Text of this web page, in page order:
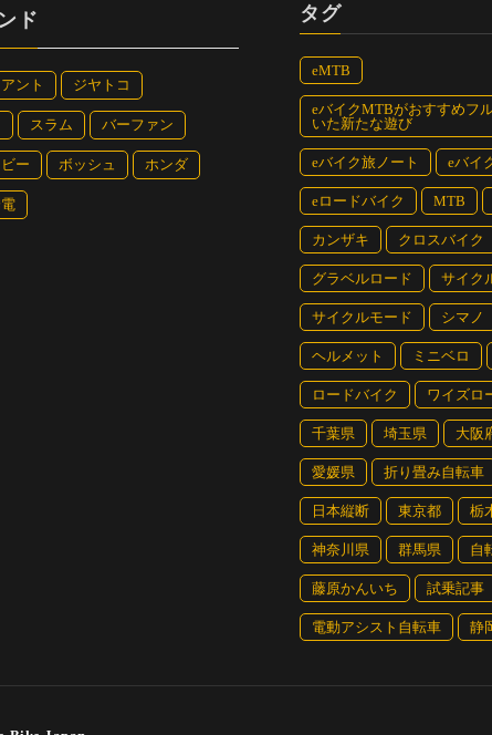
ド
ント ジヤトコ
スラム バーファン
ー ボッシュ ホンダ
タグ
eMTB
eバイクMTBがおすすめフ
いた新たな遊び
eバイク旅ノート eバイ
eロードバイク MTB
カンザキ クロスバイク
グラベルロード サイク
サイクルモード シマノ
ヘルメット ミニベロ
ロードバイク ワイズロ
千葉県 埼玉県 大阪
愛媛県 折り畳み自転車
日本縦断 東京都 栃
神奈川県 群馬県 自
藤原かんいち 試乗記事
電動アシスト自転車 静